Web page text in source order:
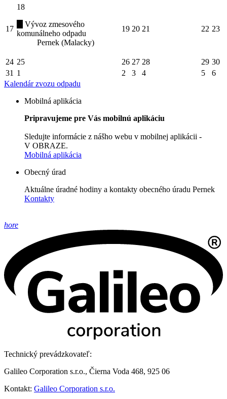
17
18
Vývoz zmesového
komunálneho odpadu
Pernek (Malacky)
19 20 21 22 23
24 25 26 27 28 29 30
31 1 2 3 4 5
6
Kalendár zvozu odpadu
Mobilná aplikácia
Pripravujeme pre Vás mobilnú aplikáciu
Sledujte informácie z nášho webu v mobilnej aplikácii -
V OBRAZE.
Mobilná aplikácia
Obecný úrad
Aktuálne úradné hodiny a kontakty obecného úradu Pernek
Kontakty
hore
Technický prevádzkovateľ:
Galileo Corporation s.r.o., Čierna Voda 468, 925 06
Kontakt: Galileo Corporation s.r.o.